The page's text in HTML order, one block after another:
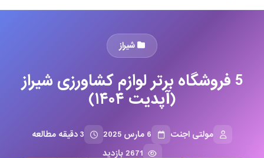
شیراز
5 فروشگاه برتر لوازم کشاورزی شیراز
(آپدیت ۱۴۰۴)
مولتی اجنت 6 مارس 2025
3 دقیقه مطالعه
2671 بازدید